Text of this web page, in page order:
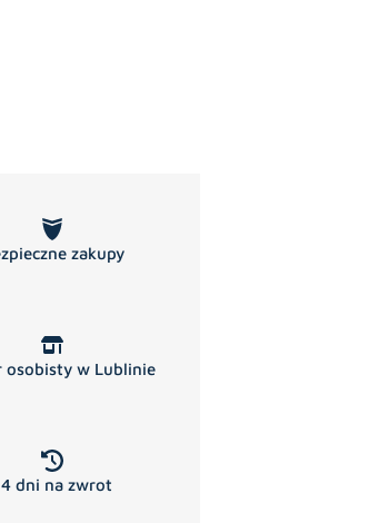
zakupy
osobisty w Lublinie
dni na zwrot